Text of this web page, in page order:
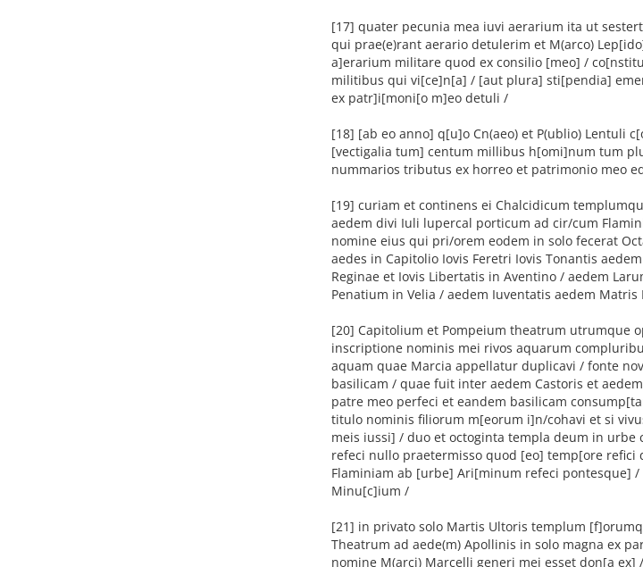
[17] quater pecunia mea iuvi aerarium ita ut
qui prae(e)rant aerario detulerim et M(arco)
a]erarium militare quod ex consilio [meo] /
militibus qui vi[ce]n[a] / [aut plura] sti[pendia]
ex patr]i[moni[o m]eo detuli /
[18] [ab eo anno] q[u]o Cn(aeo) et P(ublio) Lentuli
[vectigalia tum] centum millibus h[omi]num tum
nummarios tributus ex horreo et patrimonio meo
[19] curiam et continens ei Chalcidicum
aedem divi Iuli lupercal porticum ad cir/cum
nomine eius qui pri/orem eodem in solo fecerat
aedes in Capitolio Iovis Feretri Iovis Tonantis
Reginae et Iovis Libertatis in Aventino / aedem
Penatium in Velia / aedem Iuventatis aedem
[20] Capitolium et Pompeium theatrum utrumque
inscriptione nominis mei rivos aquarum
aquam quae Marcia appellatur duplicavi / fonte
basilicam / quae fuit inter aedem Castoris et
patre meo perfeci et eandem basilicam
titulo nominis filiorum m[eorum i]n/cohavi et si
meis iussi] / duo et octoginta templa deum in urbe
refeci nullo praetermisso quod [eo] temp[ore
Flaminiam ab [urbe] Ari[minum refeci pontesque]
Minu[c]ium /
[21] in privato solo Martis Ultoris templum
Theatrum ad aede(m) Apollinis in solo magna ex
nomine M(arci) Marcelli generi mei esset don[a